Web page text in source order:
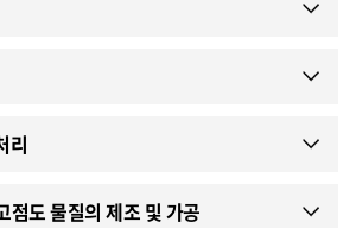
리
점도 물질의 제조 및 가공